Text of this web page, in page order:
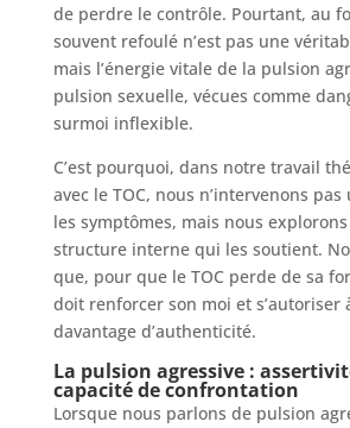
de perdre le contrôle. Pourtant, au
souvent refoulé n’est pas une
mais l’énergie vitale de la pulsion
pulsion sexuelle, vécues comme
surmoi inflexible.
C’est pourquoi, dans notre travail
avec le TOC, nous n’intervenons
les symptômes, mais nous
structure interne qui les soutient.
que, pour que le TOC perde de sa
doit renforcer son moi et s’autoriser
davantage d’authenticité.
La pulsion agressive :
capacité de confrontation
Lorsque nous parlons de pulsion